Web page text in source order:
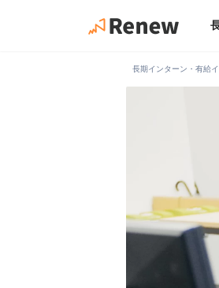
長期インターン・有給